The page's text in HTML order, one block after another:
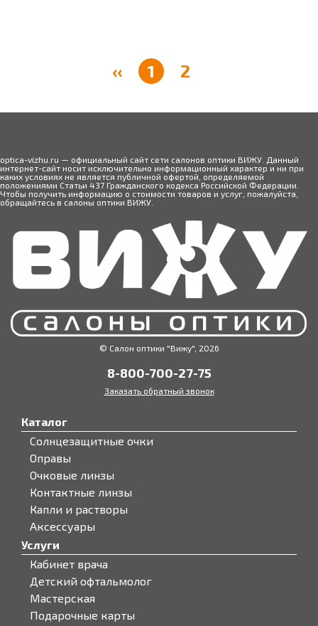
‹‹ 1 2
optica-vizhu.ru — официальный сайт сети салонов оптики ВИЖУ. Данный
интернет-сайт носит исключительно информационный характер и ни при
каких условиях не является публичной офертой, определяемой
положениями Статьи 437 Гражданского кодекса Российской Федерации.
Чтобы получить информацию о стоимости товаров и услуг, пожалуйста,
обращайтесь в салоны оптики ВИЖУ.
© Салон оптики "Вижу", 2026
8-800-700-27-75
Заказать обратный звонок
Каталог
Солнцезащитные очки
Оправы
Очковые линзы
Контактные линзы
Капли и растворы
Аксессуары
Услуги
Кабинет врача
Детский офтальмолог
Мастерская
Подарочные карты